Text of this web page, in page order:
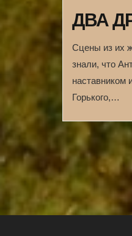
ДВА
Сцены из их
знали, что
Горького,…
Н
а
в